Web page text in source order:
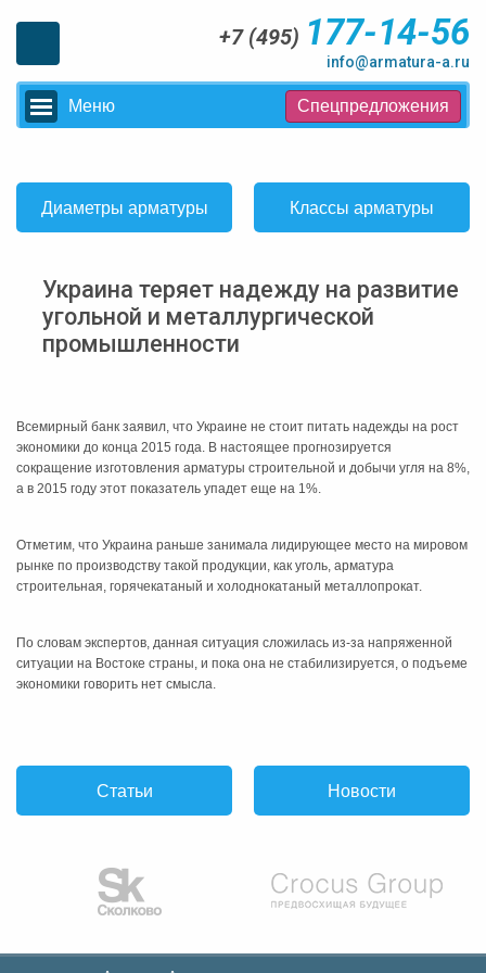
+7 (495) 177-14-56
info@armatura-a.ru
Меню Спецпредложения
Диаметры арматуры Классы арматуры
Украина теряет надежду на развитие
угольной и металлургической
промышленности
Всемирный банк заявил, что Украине не стоит питать надежды на рост
экономики до конца 2015 года. В настоящее прогнозируется
сокращение изготовления арматуры строительной и добычи угля на 8%,
а в 2015 году этот показатель упадет еще на 1%.
Отметим, что Украина раньше занимала лидирующее место на мировом
рынке по производству такой продукции, как уголь, арматура
строительная, горячекатаный и холоднокатаный металлопрокат.
По словам экспертов, данная ситуация сложилась из-за напряженной
ситуации на Востоке страны, и пока она не стабилизируется, о подъеме
экономики говорить нет смысла.
Статьи Новости